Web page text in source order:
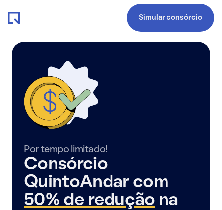
Simular consórcio
Por tempo limitado!
Consórcio
QuintoAndar com
50% de redução na